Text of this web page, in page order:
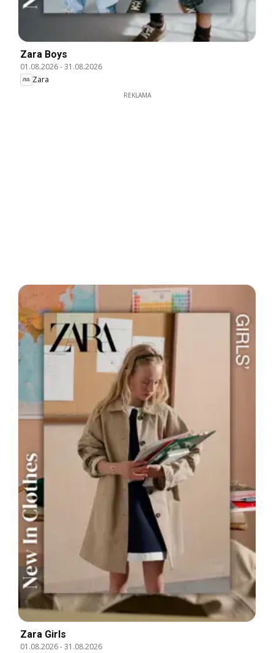
Zara Boys
01.08.2026-31.08.2026
Zara
REKLAMA
Zara Girls
01.08.2026-31.08.2026